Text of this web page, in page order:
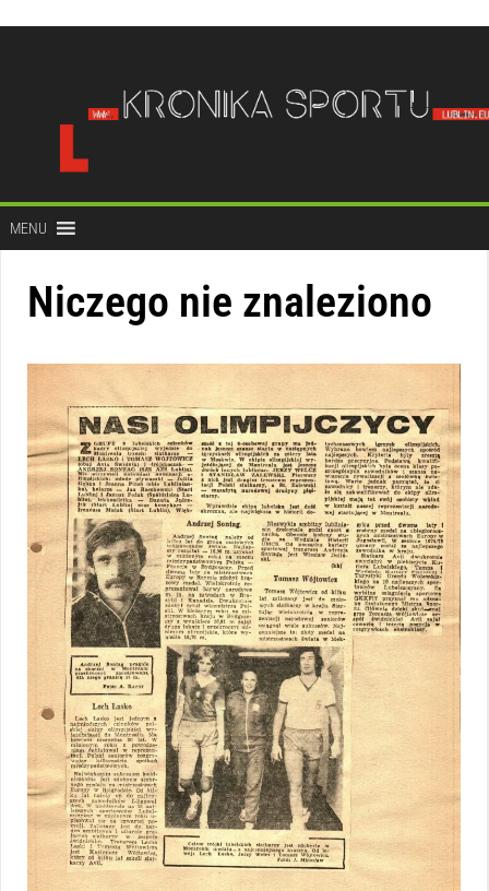
treści
MENU
Niczego nie znaleziono